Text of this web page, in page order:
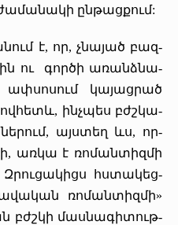
ըն­թաց­քում:
է, որ, չնա­յած բազ­
ու գոր­ծի ա­ռանձ­նա­
ափ­սո­սում կա­յաց­րած
ինչ­պես բժշկա­
այս­տեղ ևս, որ­
առ­կա է ռո­ման­տիզ­մի
հստա­կեց­
ռո­ման­տիզ­մի»
բժշկի մաս­նա­գի­տութ­